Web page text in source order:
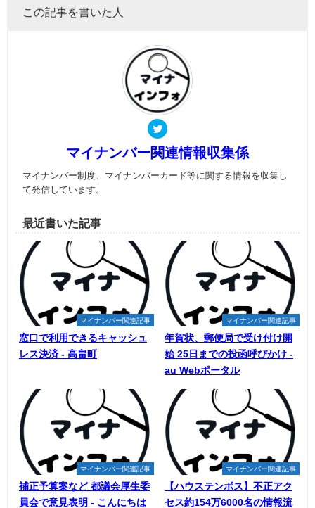
この記事を書いた人
マイナンバー関連情報収集係
マイナンバー制度、マイナンバーカード等に関する情報を収集し
て発信しています。
最近書いた記事
マイナンバー関連記事
窓口で利用できるキャッシュ
レス決済 - 高畠町
マイナンバー関連記事
年賀状、郵便局で受け付け開
始 25日までの投函呼びかけ -
au Webポータル
マイナンバー関連記事
補正予算案など 都議会厚生委
員会で意見表明 - こんにちは
マイナンバー関連記事
【ハウステンボス】不正アク
セス約154万6000名の情報流